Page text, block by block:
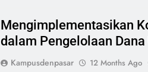
Mengimplementasikan
dalam Pengelolaan
Kampusdenpasar 12 Months Ago